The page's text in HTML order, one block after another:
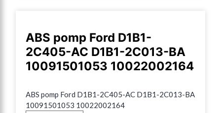
ABS pomp Ford D1B1-
2C405-AC D1B1-2C013-BA
10091501053 10022002164
ABS pomp Ford D1B1-2C405-AC D1B1-2C013-BA
10091501053 10022002164